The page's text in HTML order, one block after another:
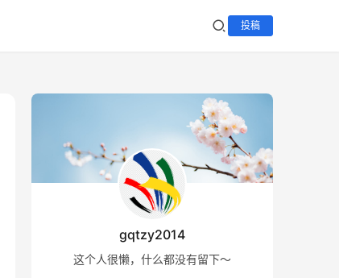
投稿
gqtzy2014
这个人很懒，什么都没有留下～